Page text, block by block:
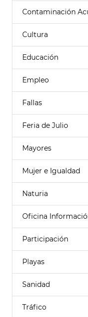
Contaminación
Cultura
Educación
Empleo
Fallas
Feria de Julio
Mayores
Mujer e Igualdad
Naturia
Oficina
Participación
Playas
Sanidad
Tráfico